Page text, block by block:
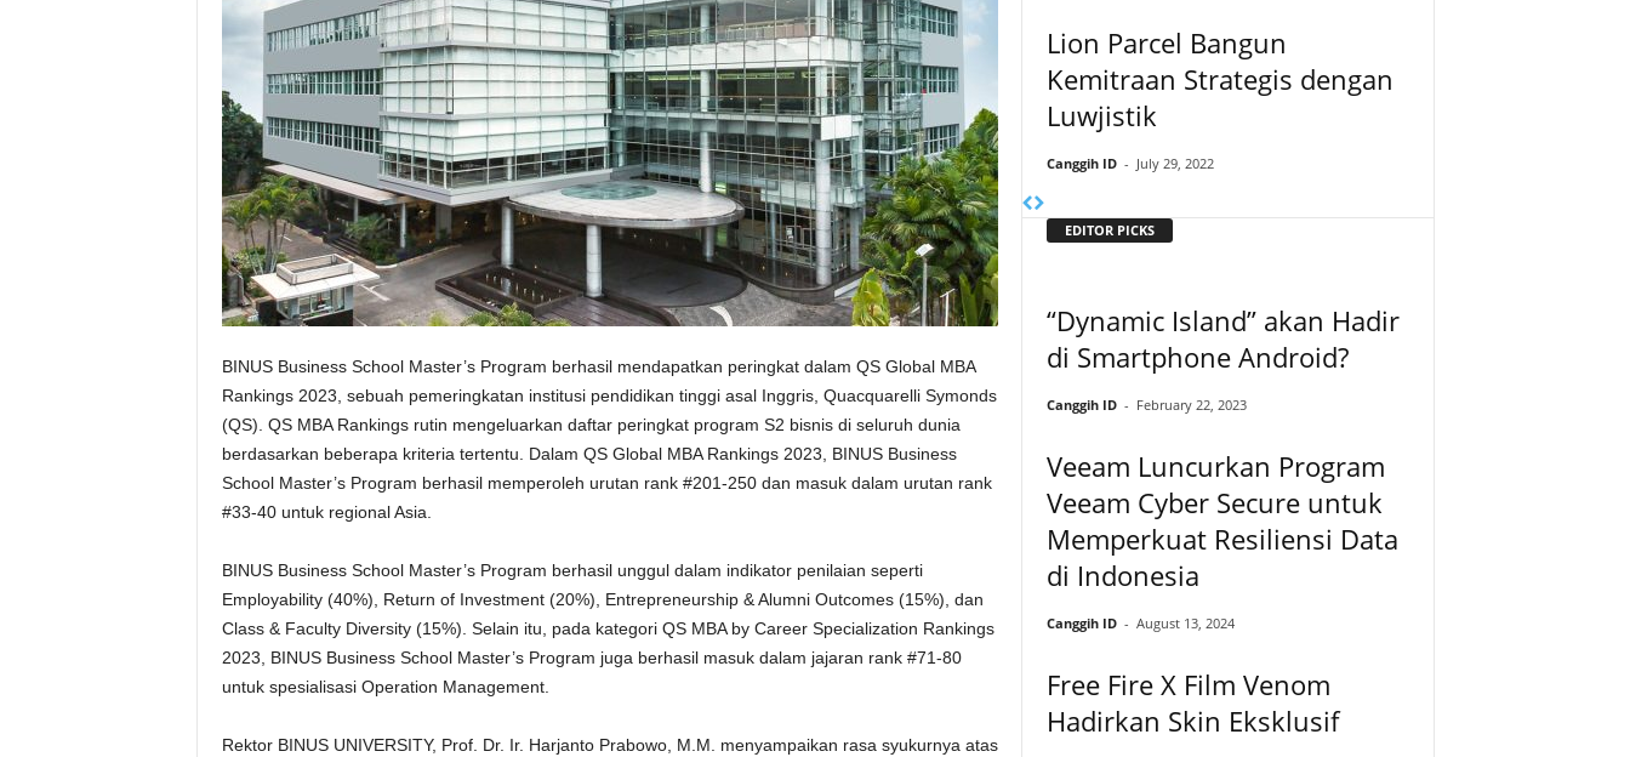
BINUS Business School Master’s Program berhasil mendapatkan peringkat dalam QS Global MBA
Rankings 2023, sebuah pemeringkatan institusi pendidikan tinggi asal Inggris, Quacquarelli Symonds
(QS). QS MBA Rankings rutin mengeluarkan daftar peringkat program S2 bisnis di seluruh dunia
berdasarkan beberapa kriteria tertentu. Dalam QS Global MBA Rankings 2023, BINUS Business
School Master’s Program berhasil memperoleh urutan rank #201-250 dan masuk dalam urutan rank
#33-40 untuk regional Asia.
BINUS Business School Master’s Program berhasil unggul dalam indikator penilaian seperti
Employability (40%), Return of Investment (20%), Entrepreneurship & Alumni Outcomes (15%), dan
Class & Faculty Diversity (15%). Selain itu, pada kategori QS MBA by Career Specialization Rankings
2023, BINUS Business School Master’s Program juga berhasil masuk dalam jajaran rank #71-80
untuk spesialisasi Operation Management.
Rektor BINUS UNIVERSITY, Prof. Dr. Ir. Harjanto Prabowo, M.M. menyampaikan rasa syukurnya atas
Lion Parcel Bangun
Kemitraan Strategis dengan
Luwjistik
Canggih ID - July 29, 2022
EDITOR PICKS
“Dynamic Island” akan Hadir
di Smartphone Android?
Canggih ID - February 22, 2023
Veeam Luncurkan Program
Veeam Cyber Secure untuk
Memperkuat Resiliensi Data
di Indonesia
Canggih ID - August 13, 2024
Free Fire X Film Venom
Hadirkan Skin Eksklusif